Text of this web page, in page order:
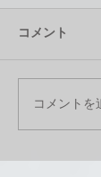
コメント
コメントを